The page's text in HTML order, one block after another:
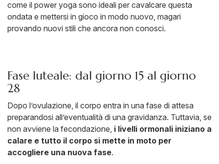
come il power yoga sono ideali per cavalcare questa
ondata e mettersi in gioco in modo nuovo, magari
provando nuovi stili che ancora non conosci.
Fase luteale: dal giorno 15 al giorno
28
Dopo l’ovulazione, il corpo entra in una fase di attesa
preparandosi all’eventualità di una gravidanza. Tuttavia, se
non avviene la fecondazione, i livelli ormonali iniziano a
calare e tutto il corpo si mette in moto per
accogliere una nuova fase.